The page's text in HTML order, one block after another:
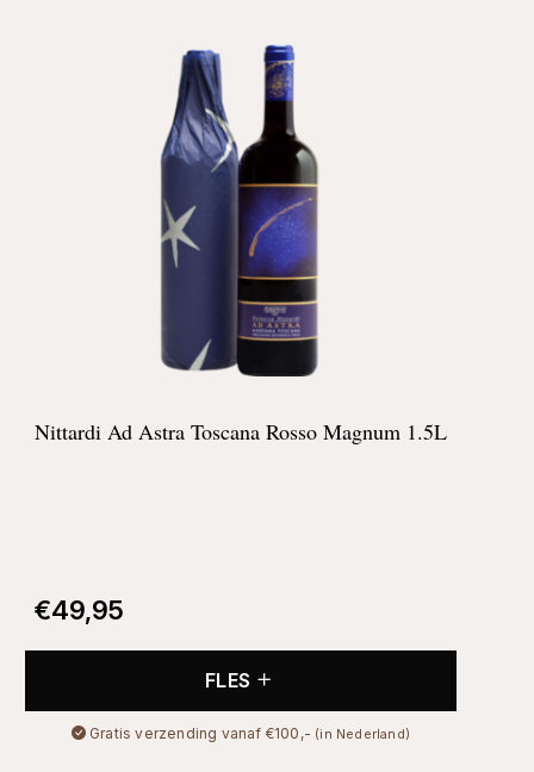
Nittardi Ad Astra Toscana Rosso Magnum 1.5L
€49,95
FLES
Gratis verzending vanaf €100,- (in Nederland)